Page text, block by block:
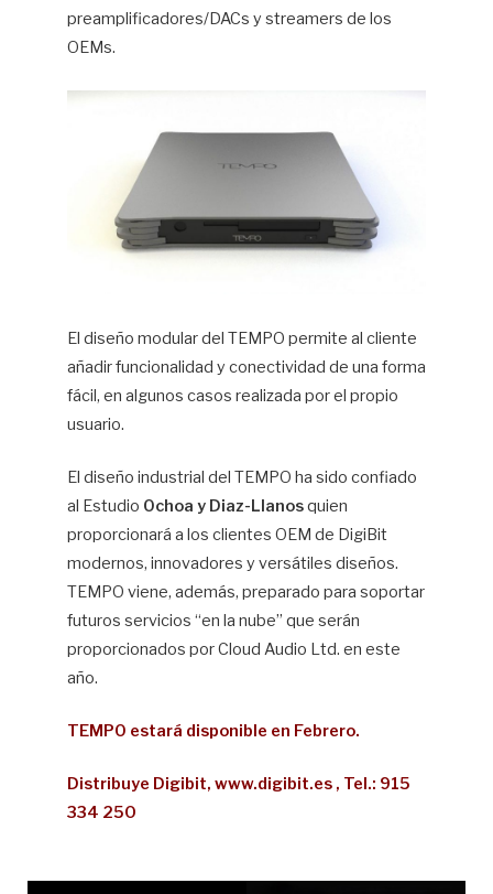
preamplificadores/DACs y streamers de los
OEMs.
El diseño modular del TEMPO permite al cliente
añadir funcionalidad y conectividad de una forma
fácil, en algunos casos realizada por el propio
usuario.
El diseño industrial del TEMPO ha sido confiado
al Estudio Ochoa y Diaz-Llanosquien
proporcionará a los clientes OEM de DigiBit
modernos, innovadores y versátiles diseños.
TEMPO viene, además, preparado para soportar
futuros servicios “en la nube” que serán
proporcionados por Cloud Audio Ltd. en este
año.
TEMPO estará disponible en Febrero.
Distribuye Digibit, www.digibit.es , Tel.: 915
334 250